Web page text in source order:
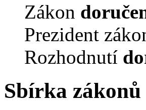
Zákon
Prezident
Rozhodnutí
Sbírka zákonů